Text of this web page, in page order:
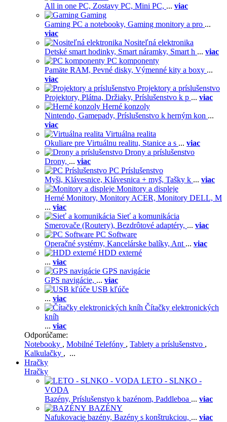
All in one PC, Zostavy PC, Mini PC, ... viac
Gaming
Gaming PC a notebooky, Gaming monitory a pro ...
viac
Nositeľná elektronika
Detské smart hodinky, Smart náramky, Smart h ... viac
PC komponenty
Pamäte RAM, Pevné disky, Výmenné kity a boxy ...
viac
Projektory a príslušenstvo
Projektory, Plátna, Držiaky, Príslušenstvo k p ... viac
Herné konzoly
Nintendo, Gamepady, Príslušenstvo k herným kon ...
viac
Virtuálna realita
Okuliare pre Virtuálnu realitu, Stanice a s ... viac
Drony a príslušenstvo
Drony, ... viac
PC Príslušenstvo
Myši, Klávesnice, Klávesnica + myš, Tašky k ... viac
Monitory a displeje
Herné Monitory, Monitory ACER, Monitory DELL, M
... viac
Sieť a komunikácia
Smerovače (Routery), Bezdrôtové adaptéry, ... viac
PC Software
Operačné systémy, Kancelárske balíky, Ant ... viac
HDD externé
... viac
GPS navigácie
GPS navigácie, ... viac
USB kľúče
... viac
Čítačky elektronických
kníh
... viac
Odporúčame:
Notebooky , Mobilné Telefóny , Tablety a príslušenstvo ,
Kalkulačky , ...
Hračky
Hračky
LETO - SLNKO -
VODA
Bazény, Príslušenstvo k bazénom, Paddleboa ... viac
BAZÉNY
Nafukovacie bazény, Bazény s konštrukciou, ... viac